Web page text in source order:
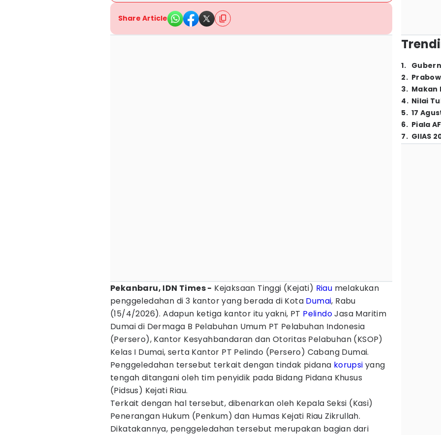
Share Article
Pekanbaru, IDN Times - Kejaksaan Tinggi (Kejati) Riau melakukan
penggeledahan di 3 kantor yang berada di Kota Dumai, Rabu
(15/4/2026). Adapun ketiga kantor itu yakni, PT PelindoJasa Maritim
Dumai di Dermaga B Pelabuhan Umum PT Pelabuhan Indonesia
(Persero), Kantor Kesyahbandaran dan Otoritas Pelabuhan (KSOP)
Kelas I Dumai, serta Kantor PT Pelindo (Persero) Cabang Dumai.
Penggeledahan tersebut terkait dengan tindak pidana korupsi yang
tengah ditangani oleh tim penyidik pada Bidang Pidana Khusus
(Pidsus) Kejati Riau.
Terkait dengan hal tersebut, dibenarkan oleh Kepala Seksi (Kasi)
Penerangan Hukum (Penkum) dan Humas Kejati Riau Zikrullah.
Dikatakannya, penggeledahan tersebut merupakan bagian dari
1.
2.
3. Makan
4. Nilai
5. 17
6. Piala
7. GIIAS